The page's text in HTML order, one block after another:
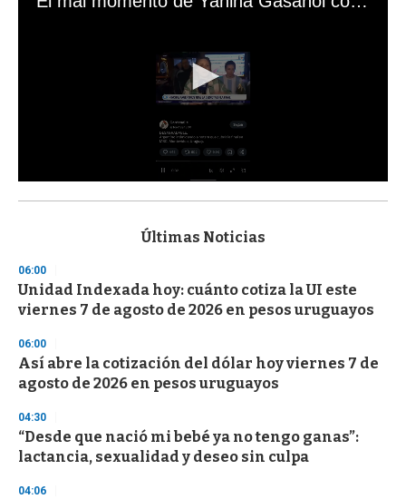
s
d
s
o
f
3
s
e
c
n
d
s
Últimas Noticias
06:00
Unidad Indexada hoy: cuánto cotiza la UI este
viernes 7 de agosto de 2026 en pesos uruguayos
06:00
Así abre la cotización del dólar hoy viernes 7 de
agosto de 2026 en pesos uruguayos
04:30
“Desde que nació mi bebé ya no tengo ganas”:
lactancia, sexualidad y deseo sin culpa
04:06